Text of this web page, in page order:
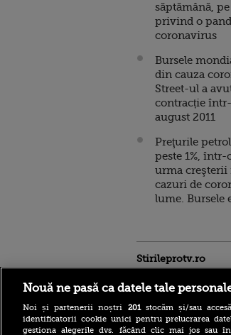
săptămână,
privind o
coronavirus
Bursele
din cauza
Street-ul a
contracție
august 2011
Preţurile
peste 1%,
urma
cazuri de
lume. Bursele
Stirileprotv.ro
Nouă ne pasă ca datele tale
Noi și partenerii noștri 201stocăm și/sau
identificatorii cookie unici pentru prelucrarea
gestiona alegerile dvs. făcând clic mai jos sau